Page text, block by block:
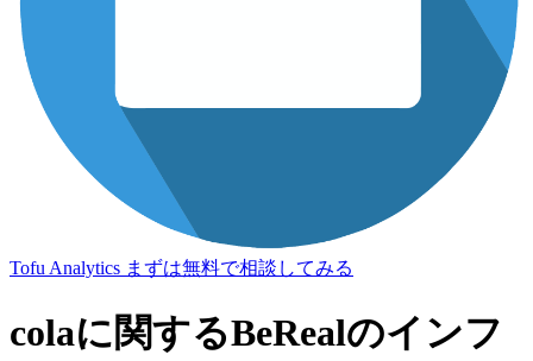
Tofu Analytics まずは無料で相談してみる
colaに関するBeRealのインフ